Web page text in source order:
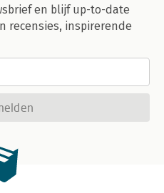
en blijf up-to-date
recensies, inspirerende